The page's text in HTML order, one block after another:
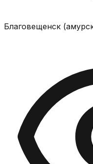
Благовещенск